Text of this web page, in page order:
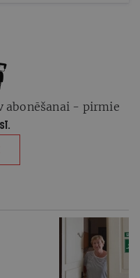
abonēšanai - pirmie